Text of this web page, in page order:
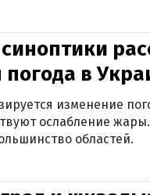
погода в
изменение
ослабление
областей.